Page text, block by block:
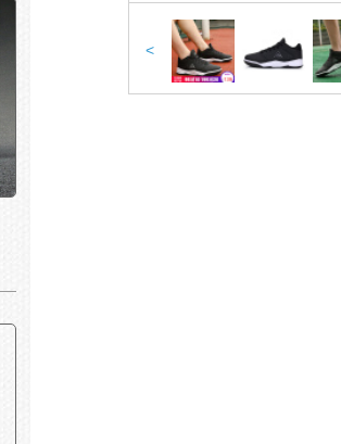
<